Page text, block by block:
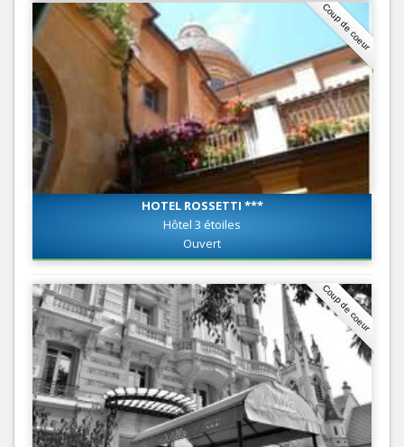
Coup de coeur
HOTEL ROSSETTI ***
Hôtel 3 étoiles
Ouvert
Coup de coeur